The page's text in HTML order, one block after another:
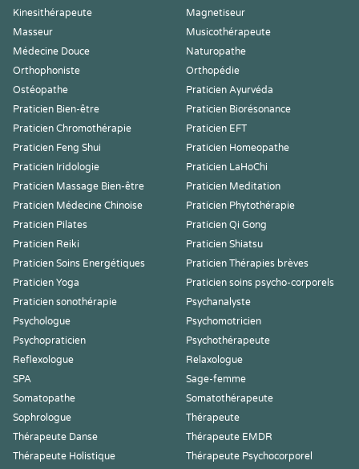
Kinesithérapeute
Magnetiseur
Masseur
Musicothérapeute
Médecine Douce
Naturopathe
Orthophoniste
Orthopédie
Ostéopathe
Praticien Ayurvéda
Praticien Bien-être
Praticien Biorésonance
Praticien Chromothérapie
Praticien EFT
Praticien Feng Shui
Praticien Homeopathe
Praticien Iridologie
Praticien LaHoChi
Praticien Massage Bien-être
Praticien Meditation
Praticien Médecine Chinoise
Praticien Phytothérapie
Praticien Pilates
Praticien Qi Gong
Praticien Reiki
Praticien Shiatsu
Praticien Soins Energétiques
Praticien Thérapies brèves
Praticien Yoga
Praticien soins psycho-corporels
Praticien sonothérapie
Psychanalyste
Psychologue
Psychomotricien
Psychopraticien
Psychothérapeute
Reflexologue
Relaxologue
SPA
Sage-femme
Somatopathe
Somatothérapeute
Sophrologue
Thérapeute
Thérapeute Danse
Thérapeute EMDR
Thérapeute Holistique
Thérapeute Psychocorporel